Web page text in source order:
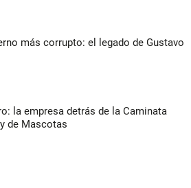
más corrupto: el legado de Gustavo
la empresa detrás de la Caminata
de Mascotas